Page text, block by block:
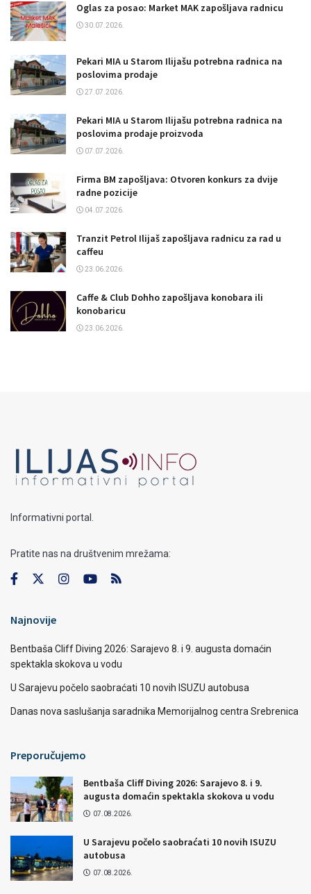
Oglas za posao: Market MAK zapošljava radnicu
30.07.2026.
Pekari MIA u Starom Ilijašu potrebna radnica na
poslovima prodaje
27.07.2026.
Pekari MIA u Starom Ilijašu potrebna radnica na
poslovima prodaje proizvoda
07.07.2026.
Firma BM zapošljava: Otvoren konkurs za dvije
radne pozicije
04.07.2026.
Tranzit Petrol Ilijaš zapošljava radnicu za rad u
caffeu
23.06.2026.
Caffe & Club Dohho zapošljava konobara ili
konobaricu
23.06.2026.
Informativni portal.
Pratite nas na društvenim mrežama:
Najnovije
Bentbaša Cliff Diving 2026: Sarajevo 8. i 9. augusta domaćin
spektakla skokova u vodu
U Sarajevu počelo saobraćati 10 novih ISUZU autobusa
Danas nova saslušanja saradnika Memorijalnog centra Srebrenica
Preporučujemo
Bentbaša Cliff Diving 2026: Sarajevo 8. i 9.
augusta domaćin spektakla skokova u vodu
07.08.2026.
U Sarajevu počelo saobraćati 10 novih ISUZU
autobusa
07.08.2026.